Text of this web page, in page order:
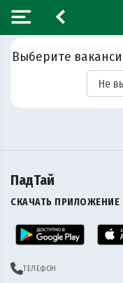
Выберите
ПадТай
СКАЧАТЬ ПРИЛОЖЕНИЕ
ТЕЛЕФОН